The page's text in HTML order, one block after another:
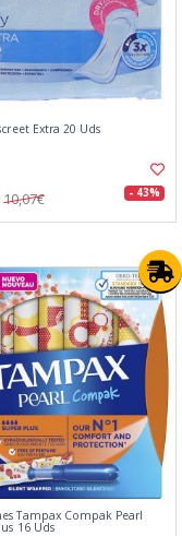
Extra 20 Uds
10,07€ - 43%
Tampax Compak Pearl
16 Uds